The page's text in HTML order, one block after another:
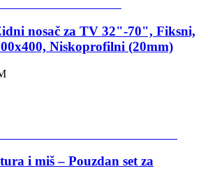
nosač za TV 32"-70", Fiksni,
Niskoprofilni (20mm)
i miš – Pouzdan set za